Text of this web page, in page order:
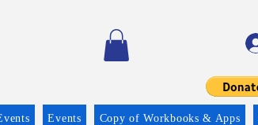
Events Copy of Workbooks & Apps